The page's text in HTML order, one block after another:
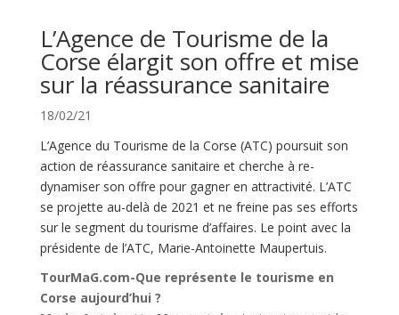
L’Agence de Tourisme de la
Corse élargit son offre et mise
sur la réassurance sanitaire
18/02/21
L’Agence du Tourisme de la Corse (ATC) poursuit son
action de réassurance sanitaire et cherche à re-
dynamiser son offre pour gagner en attractivité. L’ATC
se projette au-delà de 2021 et ne freine pas ses efforts
sur le segment du tourisme d’affaires. Le point avec la
présidente de l’ATC, Marie-Antoinette Maupertuis.
TourMaG.com-Que représente le tourisme en
Corse aujourd’hui ?